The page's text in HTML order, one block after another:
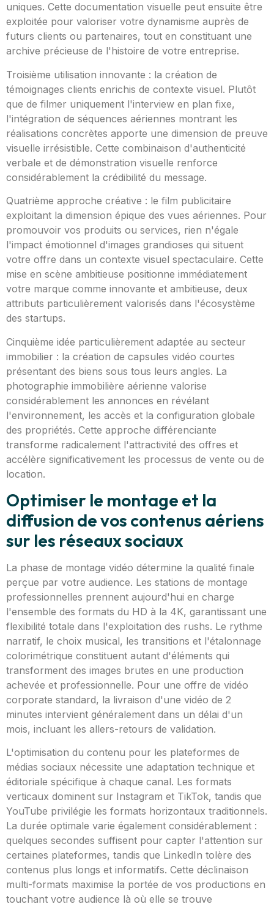
uniques. Cette documentation visuelle peut ensuite être
exploitée pour valoriser votre dynamisme auprès de
futurs clients ou partenaires, tout en constituant une
archive précieuse de l'histoire de votre entreprise.
Troisième utilisation innovante : la création de
témoignages clients enrichis de contexte visuel. Plutôt
que de filmer uniquement l'interview en plan fixe,
l'intégration de séquences aériennes montrant les
réalisations concrètes apporte une dimension de preuve
visuelle irrésistible. Cette combinaison d'authenticité
verbale et de démonstration visuelle renforce
considérablement la crédibilité du message.
Quatrième approche créative : le film publicitaire
exploitant la dimension épique des vues aériennes. Pour
promouvoir vos produits ou services, rien n'égale
l'impact émotionnel d'images grandioses qui situent
votre offre dans un contexte visuel spectaculaire. Cette
mise en scène ambitieuse positionne immédiatement
votre marque comme innovante et ambitieuse, deux
attributs particulièrement valorisés dans l'écosystème
des startups.
Cinquième idée particulièrement adaptée au secteur
immobilier : la création de capsules vidéo courtes
présentant des biens sous tous leurs angles. La
photographie immobilière aérienne valorise
considérablement les annonces en révélant
l'environnement, les accès et la configuration globale
des propriétés. Cette approche différenciante
transforme radicalement l'attractivité des offres et
accélère significativement les processus de vente ou de
location.
Optimiser le montage et la
diffusion de vos contenus aériens
sur les réseaux sociaux
La phase de montage vidéo détermine la qualité finale
perçue par votre audience. Les stations de montage
professionnelles prennent aujourd'hui en charge
l'ensemble des formats du HD à la 4K, garantissant une
flexibilité totale dans l'exploitation des rushs. Le rythme
narratif, le choix musical, les transitions et l'étalonnage
colorimétrique constituent autant d'éléments qui
transforment des images brutes en une production
achevée et professionnelle. Pour une offre de vidéo
corporate standard, la livraison d'une vidéo de 2
minutes intervient généralement dans un délai d'un
mois, incluant les allers-retours de validation.
L'optimisation du contenu pour les plateformes de
médias sociaux nécessite une adaptation technique et
éditoriale spécifique à chaque canal. Les formats
verticaux dominent sur Instagram et TikTok, tandis que
YouTube privilégie les formats horizontaux traditionnels.
La durée optimale varie également considérablement :
quelques secondes suffisent pour capter l'attention sur
certaines plateformes, tandis que LinkedIn tolère des
contenus plus longs et informatifs. Cette déclinaison
multi-formats maximise la portée de vos productions en
touchant votre audience là où elle se trouve